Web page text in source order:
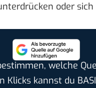
oder
welche
Klicks kannst du